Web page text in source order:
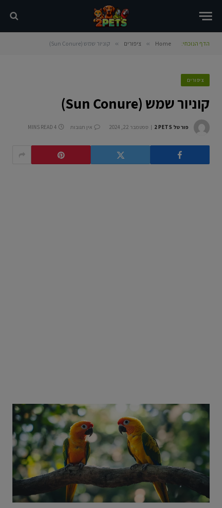
הדף הנוכחי: Home
» ציפורים » קוניור שמש (Sun Conure)
ציפורים
קוניור שמש (Sun Conure)
פורטל 2PETS ספטמבר 22, 2024 אין תגובות 4 MINS READ